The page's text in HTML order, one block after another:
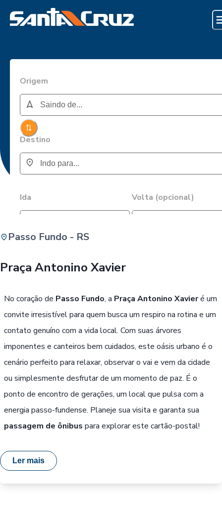
Origem
Destino
Ida Volta (opcional)
Passo Fundo - RS
Praça Antonino Xavier
No coração de Passo Fundo, a Praça Antonino Xavieré um
convite irresistível para quem busca um respiro na rotina e um
contato genuíno com a vida local. Com suas árvores
imponentes e canteiros bem cuidados, este oásis urbano é o
cenário perfeito para relaxar, observar o vai e vem da cidade
ou simplesmente desfrutar de um momento de paz. É o
ponto de encontro de gerações, um local que pulsa com a
energia passo-fundense. Planeje sua visita e garanta sua
passagem de ônibus para explorar este cartão-postal!
Ler mais